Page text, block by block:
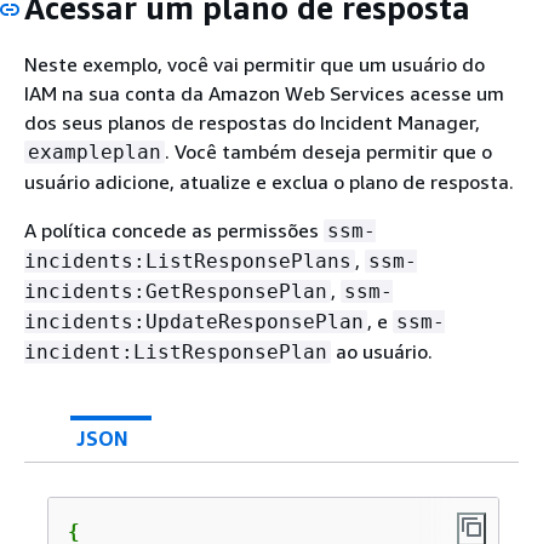
Neste exemplo, você vai permitir que um usuário do
IAM na sua conta da Amazon Web Services acesse um
dos seus planos de respostas do Incident Manager,
exampleplan . Você também deseja permitir que o
usuário adicione, atualize e exclua o plano de resposta.
A política concede as permissões ssm-
incidents:ListResponsePlans , ssm-
incidents:GetResponsePlan , ssm-
incidents:UpdateResponsePlan , e ssm-
incident:ListResponsePlan ao usuário.
JSON
{